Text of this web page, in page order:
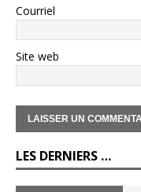
Courriel
Site web
LES DERNIERS …